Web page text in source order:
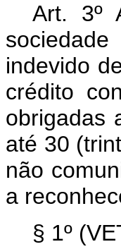
Art. 3º
indevido
crédito
obrigadas
até 30
não
a
§ 1º